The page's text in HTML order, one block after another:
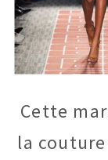
Cette
la